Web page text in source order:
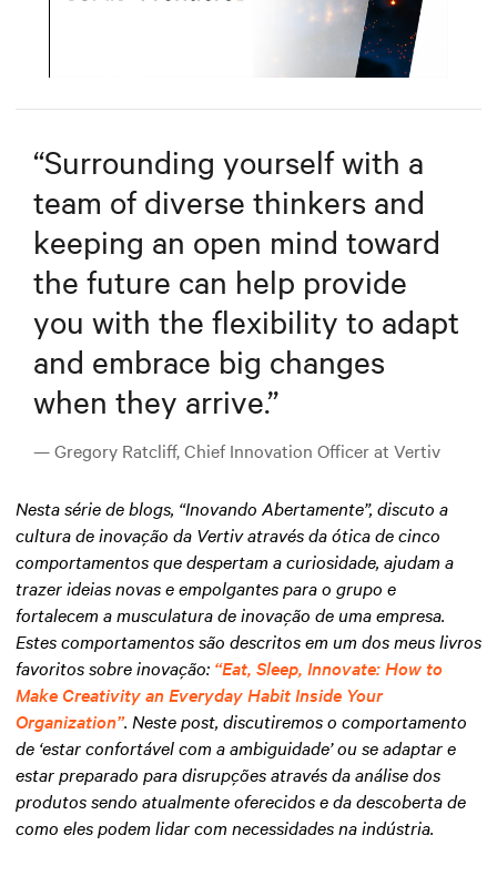
Settings
“Surrounding yourself with a
team of diverse thinkers and
keeping an open mind toward
the future can help provide
you with the flexibility to adapt
and embrace big changes
when they arrive.”
— Gregory Ratcliff, Chief Innovation Officer at Vertiv
Nesta série de blogs, “Inovando Abertamente”, discuto a
cultura de inovação da Vertiv através da ótica de cinco
comportamentos que despertam a curiosidade, ajudam a
trazer ideias novas e empolgantes para o grupo e
fortalecem a musculatura de inovação de uma empresa.
Estes comportamentos são descritos em um dos meus livros
favoritos sobre inovação: “Eat, Sleep, Innovate: How to
Make Creativity an Everyday Habit Inside Your
Organization”. Neste post, discutiremos o comportamento
de ‘estar confortável com a ambiguidade’ ou se adaptar e
estar preparado para disrupções através da análise dos
produtos sendo atualmente oferecidos e da descoberta de
como eles podem lidar com necessidades na indústria.